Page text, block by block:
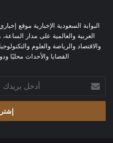
البوابة السعودية الإخبارية موقع
العربية والعالمية على مدار
والاقتصاد والرياضة والعلوم
القضايا والأحداث محليًا
بريدك
الإلكتروني